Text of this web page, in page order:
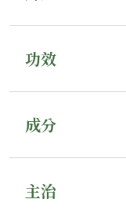
功效
成分
主治